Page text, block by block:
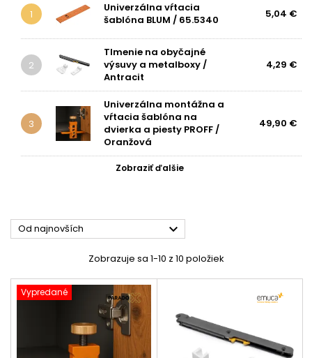
1
Univerzálna vŕtacia
šablóna BLUM / 65.5340
5,04 €
2
Tlmenie na obyčajné
výsuvy a metalboxy /
Antracit
4,29 €
3
Univerzálna montážna a
vŕtacia šablóna na
dvierka a piesty PROFF /
Oranžová
49,90 €
Zobraziť ďalšie
Od najnovších 
Zobrazuje sa 1-10 z 10 položiek
Vypredané